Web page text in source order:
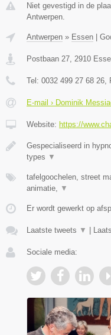
Niet gevestigd in de
Antwerpen.
Antwerpen » Essen |
Postbaan 27 2910
Tel: 0032 499 27 68 26
E-mail › Dominik
Website: https://
Gespecialiseerd in
types ▼
tafelgoochelen, street
animatie,
▼
Er wordt gewerkt op
Laatste tweets ▼ |
Sociale media: